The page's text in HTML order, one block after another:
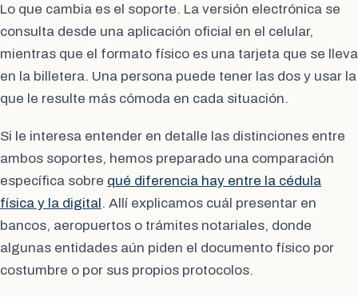
Lo que cambia es el soporte. La versión electrónica se
consulta desde una aplicación oficial en el celular,
mientras que el formato físico es una tarjeta que se lleva
en la billetera. Una persona puede tener las dos y usar la
que le resulte más cómoda en cada situación.
Si le interesa entender en detalle las distinciones entre
ambos soportes, hemos preparado una comparación
específica sobre qué diferencia hay entre la cédula
física y la digital. Allí explicamos cuál presentar en
bancos, aeropuertos o trámites notariales, donde
algunas entidades aún piden el documento físico por
costumbre o por sus propios protocolos.